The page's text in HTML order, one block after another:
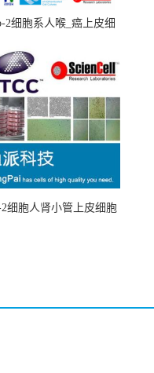
2细胞系人喉_癌上皮细
细胞人肾小管上皮细胞